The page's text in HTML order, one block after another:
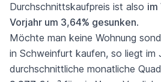
Durchschnittskaufpreis ist also im
Vorjahr um 3,64% gesunken.
Möchte man keine Wohnung
in Schweinfurt kaufen, so liegt im
durchschnittliche monatliche